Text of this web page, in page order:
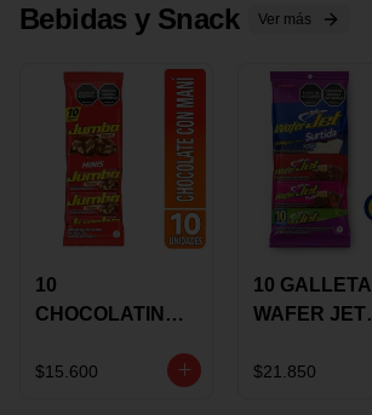
Bebidas y Snack Ver más
10
CHOCOLATINA
17 GRS
$15.600
10 GALLETA
WAFER JET
GRS
$21.850